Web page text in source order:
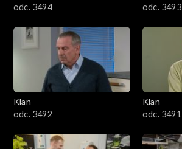
3201–3300
3101–3200
3001–3100
2901–3000
odc. 3494
odc. 3493
Klan
odc. 3492
Klan
odc. 3491